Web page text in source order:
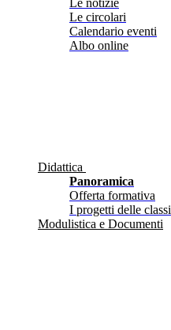
Le notizie
Le circolari
Calendario eventi
Albo online
Didattica
Panoramica
Offerta formativa
I progetti delle classi
Modulistica e Documenti